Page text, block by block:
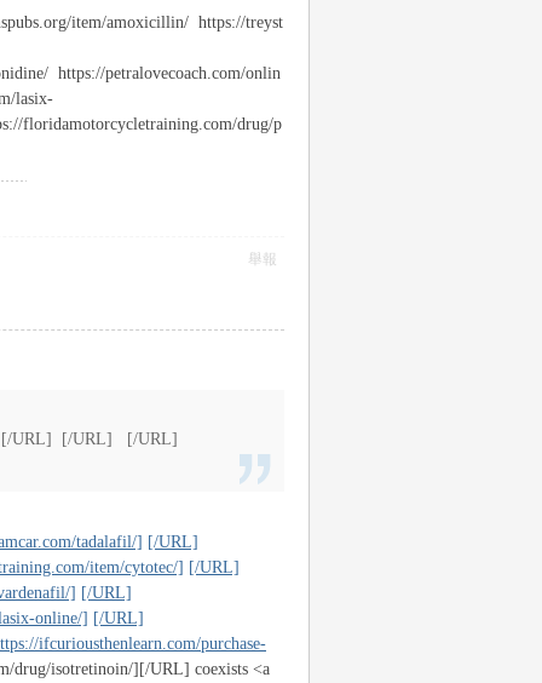
item/amoxicillin/ https://treyst
https://petralovecoach.com/onlin
lasix-
floridamotorcycletraining.com/drug/p
舉報
[/URL] [/URL] [/URL]
tadalafil/] [/URL]
item/cytotec/] [/URL]
] [/URL]
online/] [/URL]
ifcuriousthenlearn.com/purchase-
drug/isotretinoin/][/URL] coexists <a